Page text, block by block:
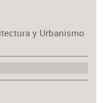
y Urbanismo